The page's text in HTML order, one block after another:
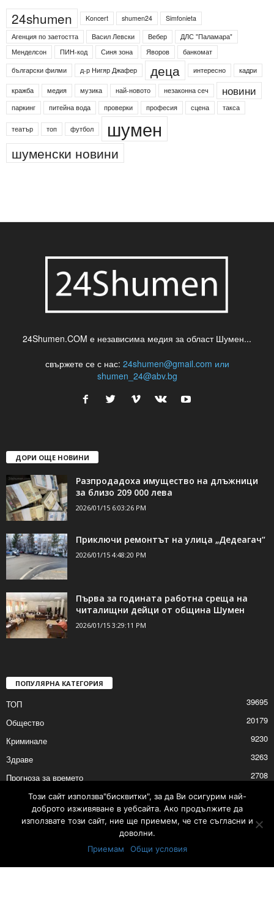
24shumen Koncert shumen24
Simfonieta
Агенция по заетостта
Васил Левски Вебер
ДЛС "Паламара"
Менделсон
ПИН-код Синя зона Яворов
банкомат
български филми
д-р Нигяр Джафер деца интересно кадри
кражба медия музика най-новото незаконна сеч новини
паркинг питейна вода проверки професия сцена такса
театър топ футбол шумен
шуменски новини
24Shumen.COM е независима медия за област Шумен...
свържете се с нас: 24shumen@gmail.com или
shumen_24@abv.bg
ДОРИ ОЩЕ НОВИНИ
Разпродадоха имущество на длъжници
за близо 209 000 лева
2026/01/15 6:03:26 PM
Приключи ремонтът на улица „Дедеагач“
2026/01/15 4:48:20 PM
Първа за годината работна среща на
читалищни дейци от община Шумен
2026/01/15 3:29:11 PM
ПОПУЛЯРНА КАТЕГОРИЯ
ТОП
39695
Общество
20179
Криминале
9230
Здраве
3263
Прогноза за времето
2708
Политика
Култура
Този сайт използва"бисквитки", за да Ви осигурим най-
доброто изживяване в уебсайта. Ако продължите да
използвате този сайт, ние ще приемем, че сте съгласни и
доволни.
Приемам
Общи условия